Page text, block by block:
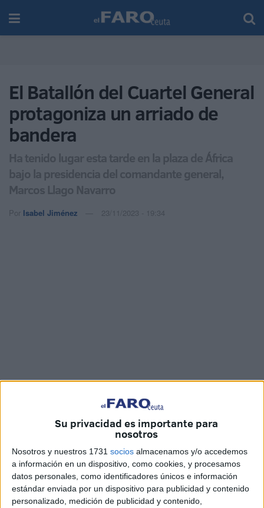
Su privacidad es importante para
nosotros
Nosotros y nuestros 1731 socios almacenamos y/o accedemos
a información en un dispositivo, como cookies, y procesamos
datos personales, como identificadores únicos e información
estándar enviada por un dispositivo para publicidad y contenido
personalizado, medición de publicidad y contenido,
El Batallón del Cuartel General
protagoniza un arriado de
bandera
Ha tenido lugar esta tarde en la plaza de África
bajo la presidencia del comandante general,
Marcos Llago Navarro
Por Isabel Jiménez 23/11/2023 - 19:34
Fotos/vídeo: Juan Mosquera
Laplaza de África ha acogido unarriado de banderaen
la tarde de este jueves con la presencia de una unidad de
honores al mando de lateniente Laura Artigas Sancho y
formada por Escuadra de Gastadores, Banda de Guerra,